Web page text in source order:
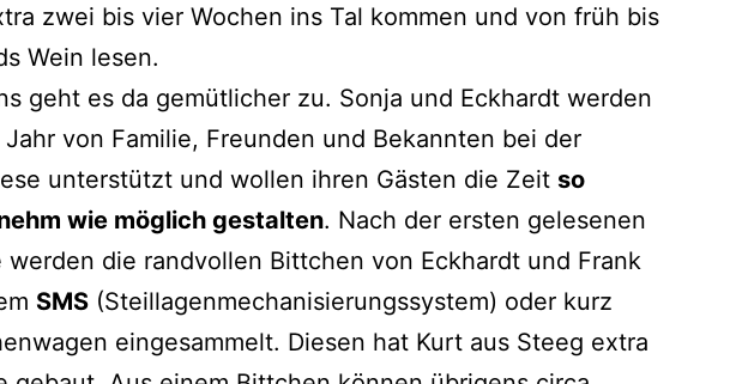
zwei bis vier Wochen ins Tal kommen und von früh bis
Wein lesen.
geht es da gemütlicher zu. Sonja und Eckhardt werden
Jahr von Familie, Freunden und Bekannten bei der
unterstützt und wollen ihren Gästen die Zeit so
wie möglich gestalten. Nach der ersten gelesenen
werden die randvollen Bittchen von Eckhardt und Frank
SMS (Steillagenmechanisierungssystem) oder kurz
eingesammelt. Diesen hat Kurt aus Steeg extra